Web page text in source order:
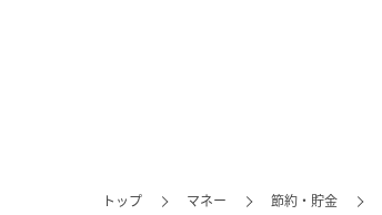
トップ マネー 節約・貯金